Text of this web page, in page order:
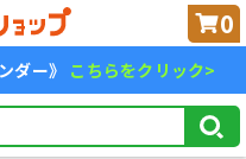
0
ダー》 こちらをクリック>